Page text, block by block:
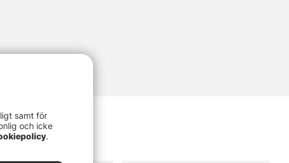
samt för
och icke
.